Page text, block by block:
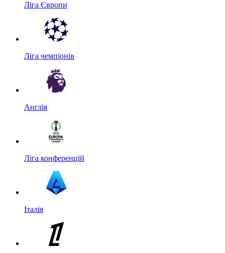
Ліга Європи
Ліга чемпіонів
Англія
Ліга конференцій
Італія